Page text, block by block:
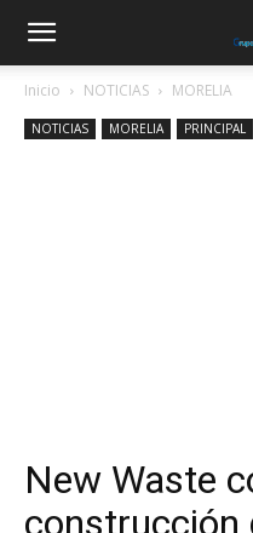
Inicio NOTICIAS MORELIA
NOTICIAS MORELIA PRINCIPAL
New Waste
construcción